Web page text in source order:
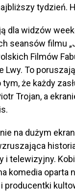
tydzień.
dla widzów
seansów filmu
Filmów
Lwy. To
że każdy
Trojan, a
na dużym
i telewizyjny.
komedia oparta